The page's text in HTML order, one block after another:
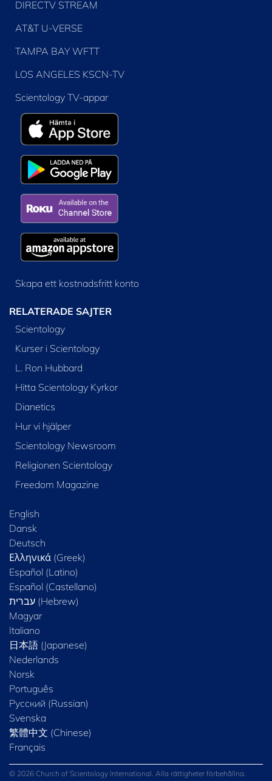
DIRECTV STREAM
AT&T U-VERSE
TAMPA BAY WFTT
LOS ANGELES KSCN-TV
Scientology TV-appar
Skapa ett kostnadsfritt konto
RELATERADE SAJTER
Scientology
Kurser i Scientology
L. Ron Hubbard
Hitta Scientology Kyrkor
Dianetics
Hur vi hjälper
Scientology Newsroom
Religionen Scientology
Freedom Magazine
English
Dansk
Deutsch
Ελληνικά (Greek)
Español (Latino)
Español (Castellano)
Magyar
Italiano
日本語 (Japanese)
Nederlands
Norsk
Português
Русский (Russian)
Svenska
繁體中文 (Chinese)
Français
© 2026 Church of Scientology International. Alla rättigheter förbehållna.